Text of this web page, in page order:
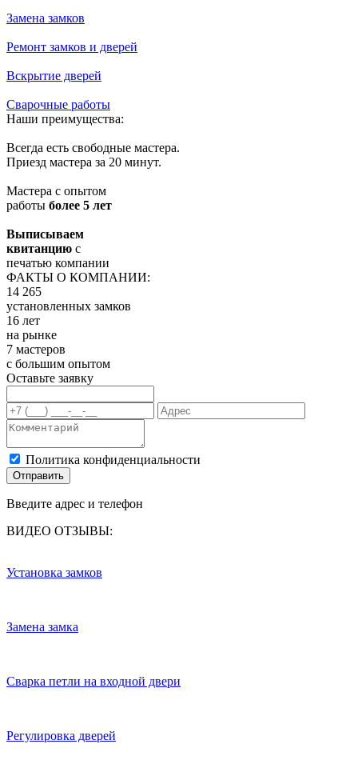
Замена замков
Ремонт замков и дверей
Вскрытие дверей
Сварочные работы
Наши преимущества:
Всегда есть свободные мастера.
Приезд мастера за 20 минут.
Мастера с опытом
работы более 5 лет
Выписываем
квитанцию с
печатью компании
ФАКТЫ О КОМПАНИИ:
14 265
установленных замков
16 лет
на рынке
7 мастеров
с большим опытом
Оставьте заявку
Политика конфиденциальности
Отправить
Введите адрес и телефон
ВИДЕО ОТЗЫВЫ:
Установка замков
Замена замка
Сварка петли на входной двери
Регулировка дверей